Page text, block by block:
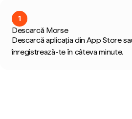
1
Descarcă Morse
Descarcă aplicația din App Store
înregistrează-te în câteva minute.